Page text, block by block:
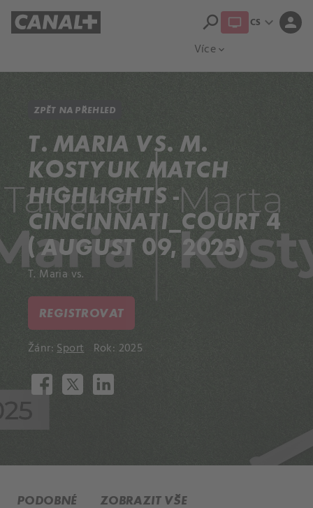
Více expand_more
search CS expand_more person
ZPĚT NA PŘEHLED
T. MARIA VS. M.
KOSTYUK MATCH
HIGHLIGHTS -
CINCINNATI_COURT 4
( AUGUST 09, 2025)
T. Maria vs.
REGISTROVAT
Žánr:Sport Rok: 2025
PODOBNÉ ZOBRAZIT VŠE